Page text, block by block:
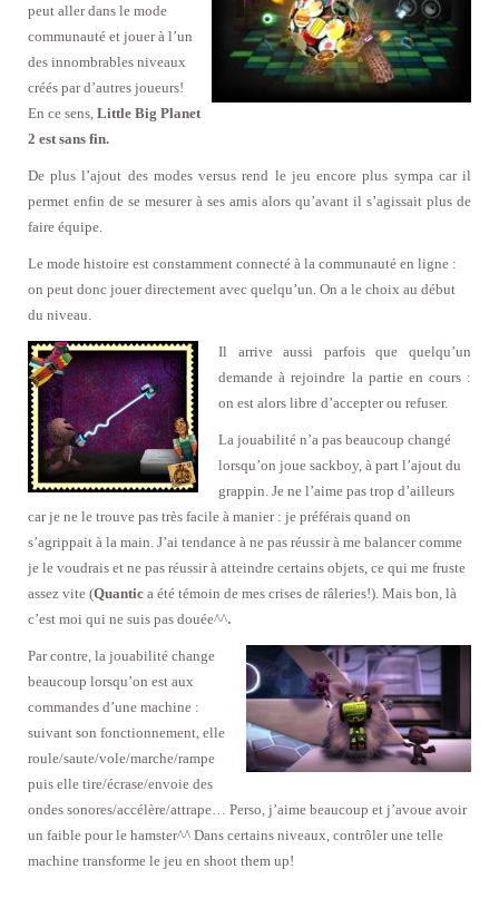
peut aller dans le mode
communauté et jouer à l’un
des innombrables niveaux
créés par d’autres joueurs!
En ce sens, Little Big Planet
2 est sans fin.
De plus l’ajout des modes versus rend le jeu encore plus sympa car il
permet enfin de se mesurer à ses amis alors qu’avant il s’agissait plus de
faire équipe.
Le mode histoire est constamment connecté à la communauté en ligne :
on peut donc jouer directement avec quelqu’un. On a le choix au début
du niveau.
Il arrive aussi parfois que quelqu’un
demande à rejoindre la partie en cours :
on est alors libre d’accepter ou refuser.
La jouabilité n’a pas beaucoup changé
lorsqu’on joue sackboy, à part l’ajout du
grappin. Je ne l’aime pas trop d’ailleurs
car je ne le trouve pas très facile à manier : je préférais quand on
s’agrippait à la main. J’ai tendance à ne pas réussir à me balancer comme
je le voudrais et ne pas réussir à atteindre certains objets, ce qui me fruste
assez vite (Quantic a été témoin de mes crises de râleries!). Mais bon, là
c’est moi qui ne suis pas douée^^.
Par contre, la jouabilité change
beaucoup lorsqu’on est aux
commandes d’une machine :
suivant son fonctionnement, elle
roule/saute/vole/marche/rampe
puis elle tire/écrase/envoie des
ondes sonores/accélère/attrape… Perso, j’aime beaucoup et j’avoue avoir
un faible pour le hamster^^ Dans certains niveaux, contrôler une telle
machine transforme le jeu en shoot them up!